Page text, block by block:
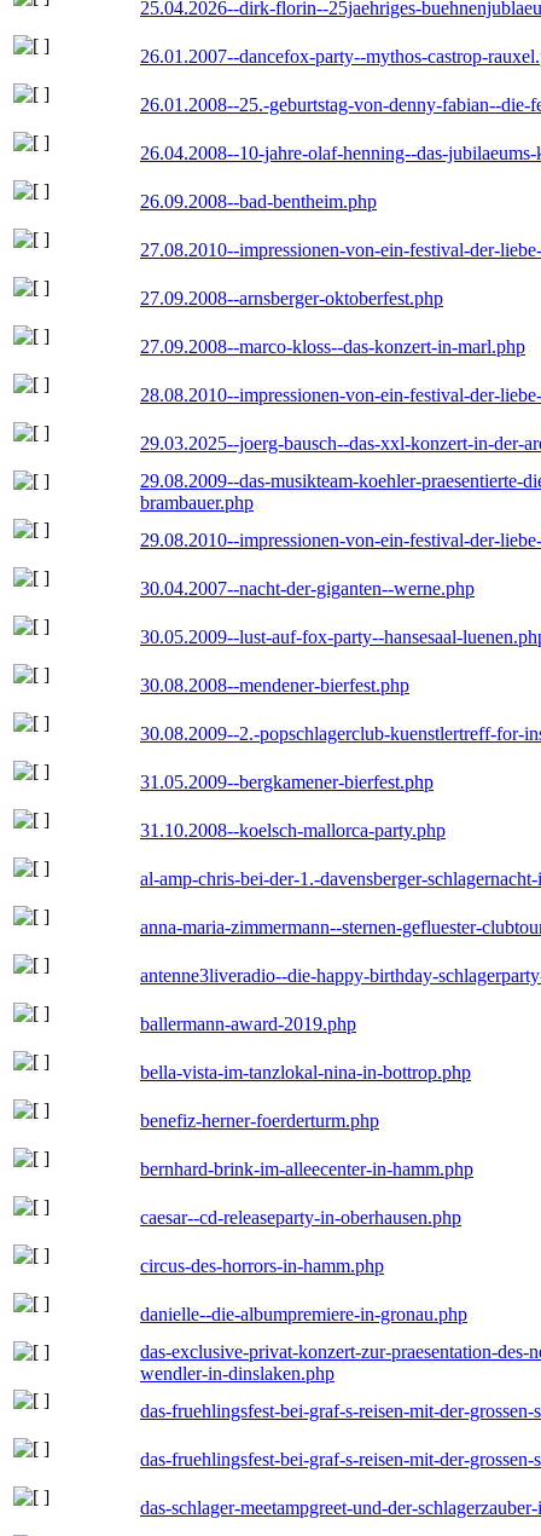
25.04.2026--dirk-florin--25jaehriges-
26.01.2007--dancefox-party--mythos-castrop-
26.01.2008--25.-geburtstag-von-denny-fabian--die-
26.04.2008--10-jahre-olaf-henning--das-
26.09.2008--bad-bentheim.php
27.08.2010--impressionen-von-ein-festival-der-
27.09.2008--arnsberger-oktoberfest.php
27.09.2008--marco-kloss--das-konzert-in-marl.php
28.08.2010--impressionen-von-ein-festival-der-
29.03.2025--joerg-bausch--das-xxl-konzert-in-der-
29.08.2009--das-musikteam-koehler-praesentierte-
brambauer.php
29.08.2010--impressionen-von-ein-festival-der-
30.04.2007--nacht-der-giganten--werne.php
30.05.2009--lust-auf-fox-party--hansesaal-
30.08.2008--mendener-bierfest.php
30.08.2009--2.-popschlagerclub-kuenstlertreff-for-
31.05.2009--bergkamener-bierfest.php
31.10.2008--koelsch-mallorca-party.php
al-amp-chris-bei-der-1.-davensberger-
anna-maria-zimmermann--sternen-gefluester-
antenne3liveradio--die-happy-birthday-
ballermann-award-2019.php
bella-vista-im-tanzlokal-nina-in-bottrop.php
benefiz-herner-foerderturm.php
bernhard-brink-im-alleecenter-in-hamm.php
caesar--cd-releaseparty-in-oberhausen.php
circus-des-horrors-in-hamm.php
danielle--die-albumpremiere-in-gronau.php
das-exclusive-privat-konzert-zur-praesentation-
wendler-in-dinslaken.php
das-fruehlingsfest-bei-graf-s-reisen-mit-der-
das-fruehlingsfest-bei-graf-s-reisen-mit-der-
das-schlager-meetampgreet-und-der-